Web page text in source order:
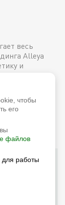
весь
Alleya
и
описание
и ценами.
с
информацию
600-48-38
© 2026
лиц для
того, чтобы
сайта, вы
в соответствии
чтобы
его
файлов
работы